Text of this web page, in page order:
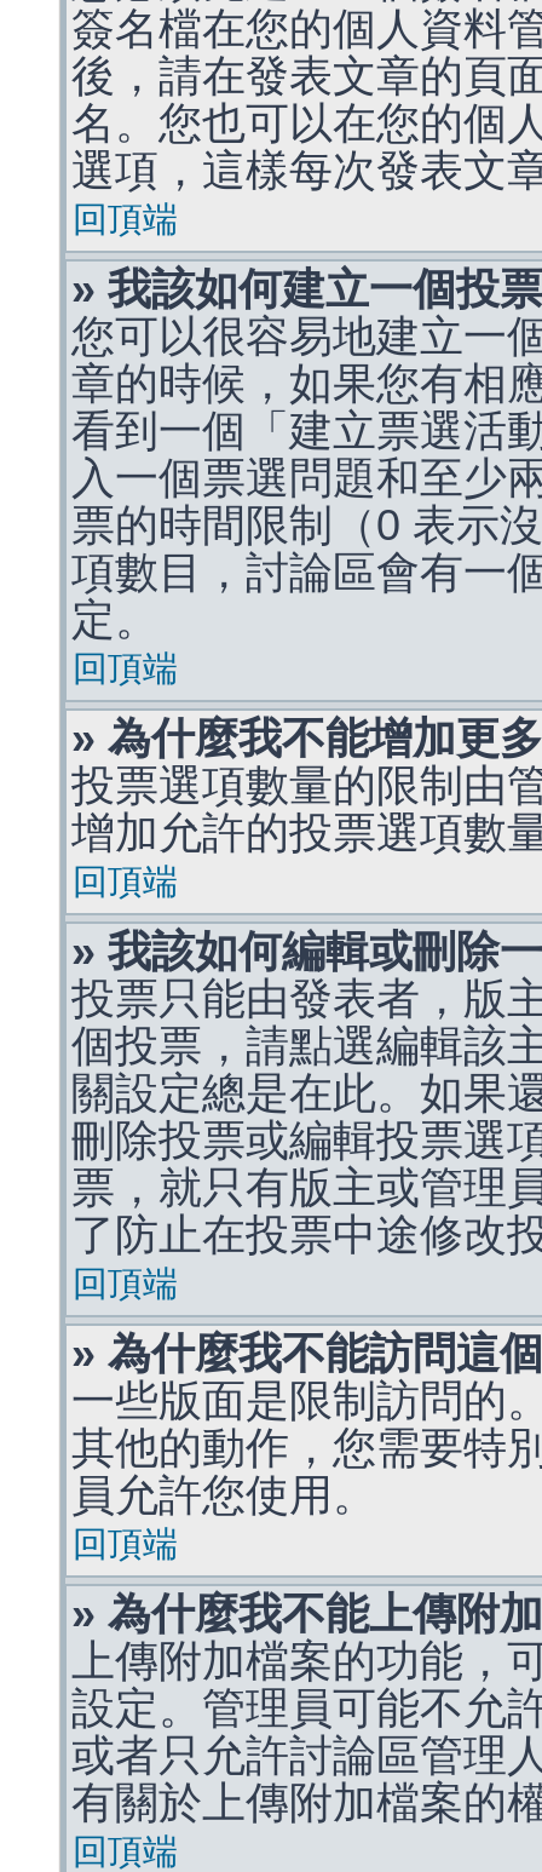
簽名檔在您的個人資料
後，請在發表文章的頁
名。您也可以在您的個
選項，這樣每次發表文
回頂端
» 我該如何建立一個投
您可以很容易地建立一
章的時候，如果您有相
看到一個「建立票選活
入一個票選問題和至少
票的時間限制（0 表示
項數目，討論區會有一
定。
回頂端
» 為什麼我不能增加更
投票選項數量的限制由
增加允許的投票選項數
回頂端
» 我該如何編輯或刪除
投票只能由發表者，版
個投票，請點選編輯該
關設定總是在此。如果
刪除投票或編輯投票選
票，就只有版主或管理
了防止在投票中途修改
回頂端
» 為什麼我不能訪問這
一些版面是限制訪問的
其他的動作，您需要特
員允許您使用。
回頂端
» 為什麼我不能上傳附
上傳附加檔案的功能，
設定。管理員可能不允
或者只允許討論區管理
有關於上傳附加檔案的
回頂端